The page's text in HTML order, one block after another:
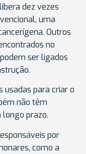
dez vezes
uma
Outros
no
ser ligados
usadas para criar o
não têm
longo prazo.
por
como a